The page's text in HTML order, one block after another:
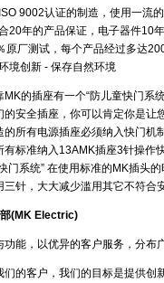
9002认证的制造，使用一流
20年的产品保证，电子器件10
原厂测试，每个产品经过多达
境创新 - 保存自然环境
MK的插座有一个“防儿童快门系
的安全插座，你可以肯定你是让
的所有电源插座必须纳入快门机
有标准纳入13AMK插座3针操作
门系统” 在使用标准的MK插头
三针，大大减少滥用其它不符合
(MK Electric)
功能，以优异的客户服务，分
们的客户，我们的目标是提供创